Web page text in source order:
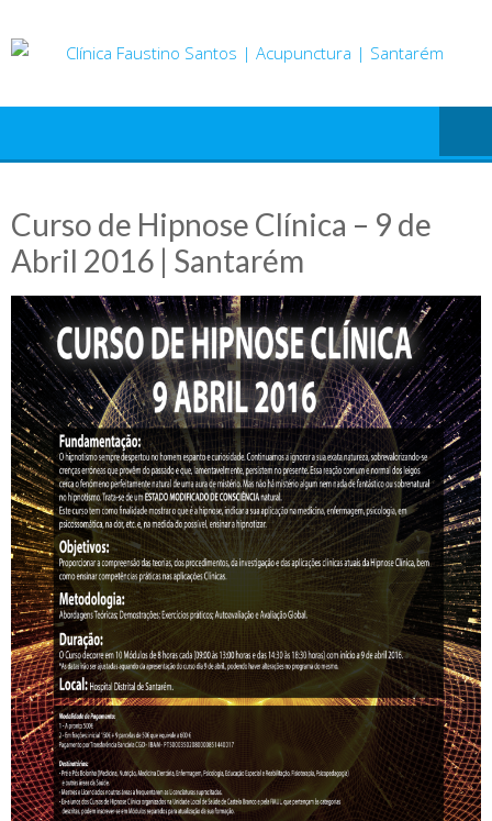
to
Curso de Hipnose Clínica – 9 de
Abril 2016 | Santarém